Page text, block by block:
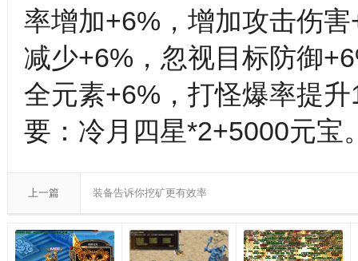
率增加+6%，增加攻击伤
减少+6%，忽视目标防御
全元素+6%，打怪爆率提
要：冷月四星*2+5000元宝
上一篇 装备告诉你挖矿更有效率